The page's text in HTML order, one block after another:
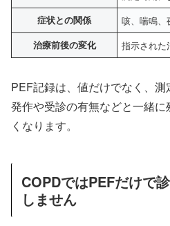
症状との関係 咳、喘鳴、
治療前後の変化 指示された
PEF記録は、値だけでなく、測
発作や受診の有無などと一緒
くなります。
COPDではPEFだけで
しません